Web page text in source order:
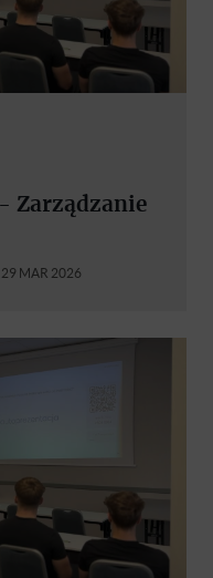
Zarządzanie
29 MAR 2026